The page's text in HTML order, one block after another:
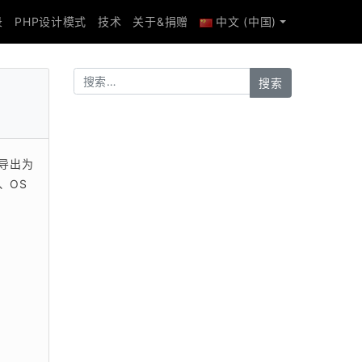
PHP设计模式 技术 关于&捐赠 中文 (中国)
出为
OS